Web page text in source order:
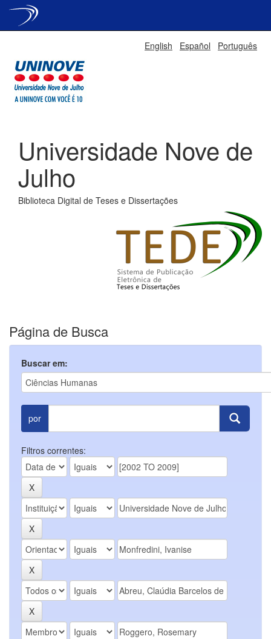
English Español Português
Universidade Nove de
Julho
Biblioteca Digital de Teses e Dissertações
Página de Busca
Buscar em:
por
Filtros correntes: